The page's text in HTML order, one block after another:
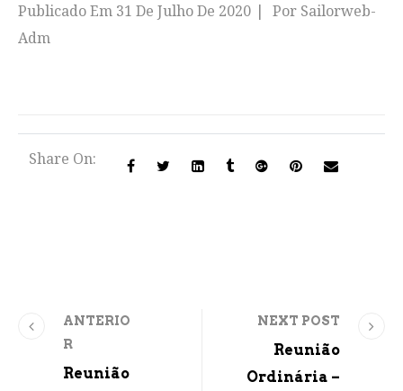
Publicado Em 31 De Julho De 2020 Por Sailorweb-
Adm
Share On:
ANTERIO
R
Reunião
NEXT POST
Reunião
Ordinária –